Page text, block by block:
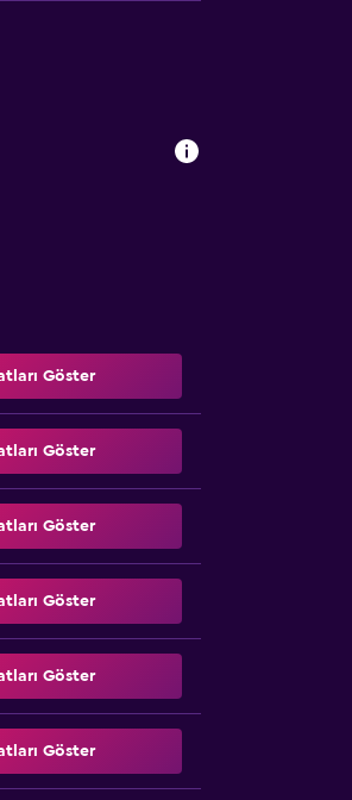
Göster
Göster
Göster
Göster
Göster
Göster